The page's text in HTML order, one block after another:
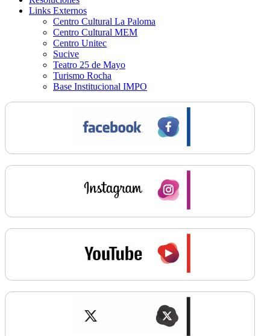
Links Externos
Centro Cultural La Paloma
Centro Cultural MEM
Centro Unitec
Sucive
Teatro 25 de Mayo
Turismo Rocha
Base Institucional IMPO